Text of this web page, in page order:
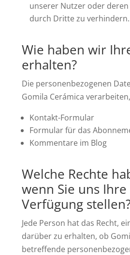
unserer Nutzer oder
durch Dritte zu verhindern.
Wie haben wir
erhalten?
Die personenbezogenen
Gomila Cerámica
Kontakt-Formular
Formular für das
Kommentare im Blog
Welche Rechte
wenn Sie uns
Verfügung
Jede Person hat das Recht,
darüber zu erhalten, ob
betreffende